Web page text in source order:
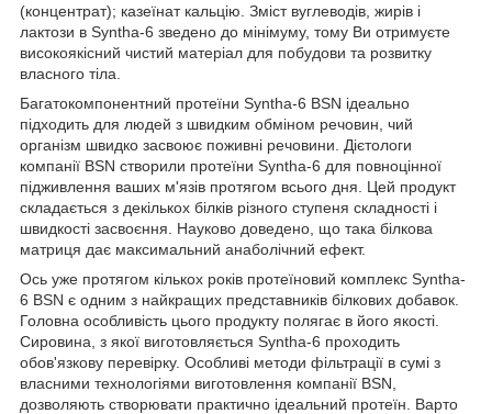
(концентрат); казеїнат кальцію. Зміст вуглеводів, жирів і
лактози в Syntha-6 зведено до мінімуму, тому Ви отримуєте
високоякісний чистий матеріал для побудови та розвитку
власного тіла.
Багатокомпонентний протеїни Syntha-6 BSN ідеально
підходить для людей з швидким обміном речовин, чий
організм швидко засвоює поживні речовини. Дієтологи
компанії BSN створили протеїни Syntha-6 для повноцінної
підживлення ваших м'язів протягом всього дня. Цей продукт
складається з декількох білків різного ступеня складності і
швидкості засвоєння. Науково доведено, що така білкова
матриця дає максимальний анаболічний ефект.
Ось уже протягом кількох років протеїновий комплекс Syntha-
6 BSN є одним з найкращих представників білкових добавок.
Головна особливість цього продукту полягає в його якості.
Сировина, з якої виготовляється Syntha-6 проходить
обов'язкову перевірку. Особливі методи фільтрації в сумі з
власними технологіями виготовлення компанії BSN,
дозволяють створювати практично ідеальний протеїн. Варто